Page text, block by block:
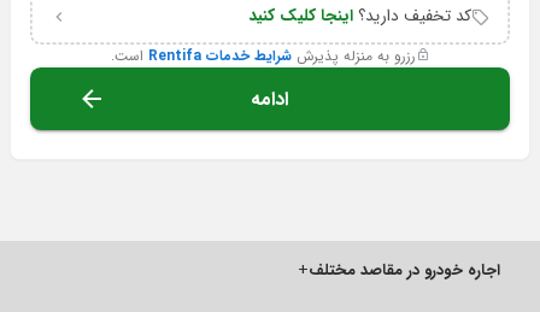
کد تخفیف دارید؟اینجا کلیک کنید
رزرو به منزله پذیرششرایط خدمات Rentifa است.
ادامه
اجاره خودرو در مقاصد مختلف+